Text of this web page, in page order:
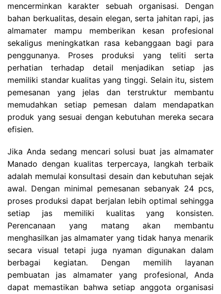
mencerminkan karakter sebuah organisasi. Dengan
bahan berkualitas, desain elegan, serta jahitan rapi, jas
almamater mampu memberikan kesan profesional
sekaligus meningkatkan rasa kebanggaan bagi para
penggunanya. Proses produksi yang teliti serta
perhatian terhadap detail menjadikan setiap jas
memiliki standar kualitas yang tinggi. Selain itu, sistem
pemesanan yang jelas dan terstruktur membantu
memudahkan setiap pemesan dalam mendapatkan
produk yang sesuai dengan kebutuhan mereka secara
efisien.
Jika Anda sedang mencari solusi buat jas almamater
Manado dengan kualitas terpercaya, langkah terbaik
adalah memulai konsultasi desain dan kebutuhan sejak
awal. Dengan minimal pemesanan sebanyak 24 pcs,
proses produksi dapat berjalan lebih optimal sehingga
setiap jas memiliki kualitas yang konsisten.
Perencanaan yang matang akan membantu
menghasilkan jas almamater yang tidak hanya menarik
secara visual tetapi juga nyaman digunakan dalam
berbagai kegiatan. Dengan memilih layanan
pembuatan jas almamater yang profesional, Anda
dapat memastikan bahwa setiap anggota organisasi